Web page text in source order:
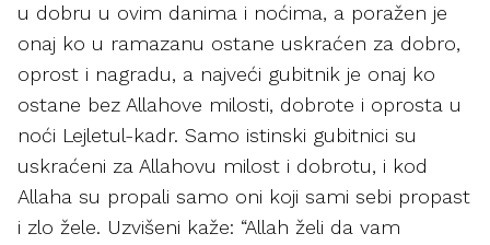
u dobru u ovim danima i noćima, a poražen je
onaj ko u ramazanu ostane uskraćen za dobro,
oprost i nagradu, a najveći gubitnik je onaj ko
ostane bez Allahove milosti, dobrote i oprosta u
noći Lejletul-kadr. Samo istinski gubitnici su
uskraćeni za Allahovu milost i dobrotu, i kod
Allaha su propali samo oni koji sami sebi propast
i zlo žele. Uzvišeni kaže: “Allah želi da vam